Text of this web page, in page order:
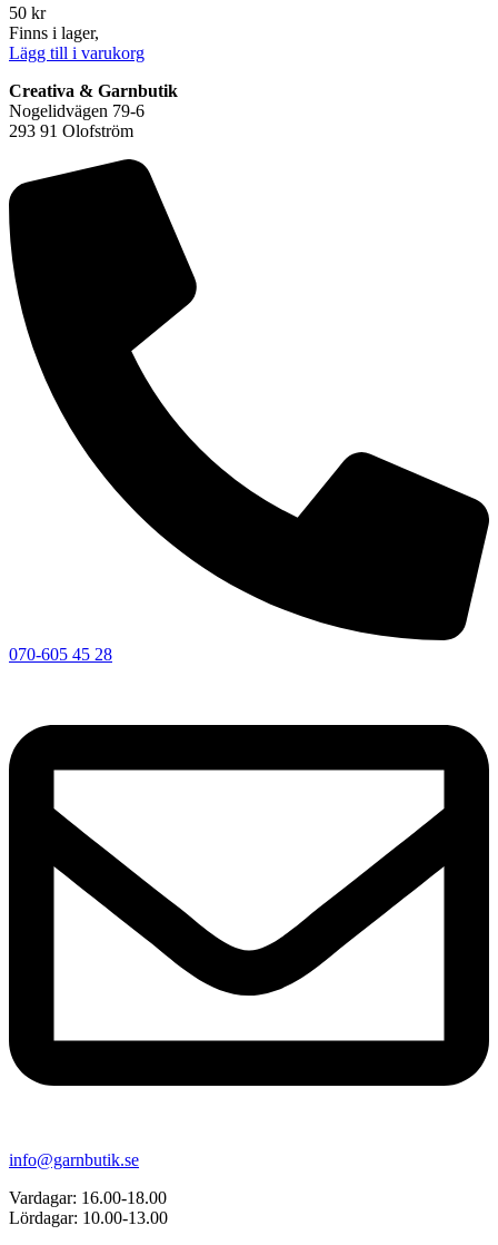
50 kr
Finns i lager,
Lägg till i varukorg
Creativa & Garnbutik
Nogelidvägen 79-6
293 91 Olofström
070-605 45 28
info@garnbutik.se
Vardagar: 16.00-18.00
Lördagar: 10.00-13.00